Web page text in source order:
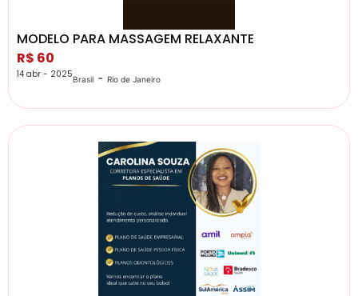
MODELO PARA MASSAGEM RELAXANTE
R$ 60
14 abr - 2025Brasil - Rio de Janeiro